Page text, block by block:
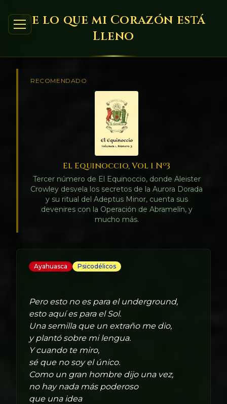
De lo que mi Corazón está
Lleno
RECOMENDADO
El Equinoccio, Vol 1 Nº3
Tercer número de El Equinoccio, donde Aleister
Crowley desvela los secretos de la Aurora Dorada
y su ritual del Adeptus Minor, cuenta sus
devenires con la Operación de Abramelín, y
mucho más.
Ayahuasca Psicodélicos
Pero esto no es para el underground,
esto aquí es para el Sol.
Una semilla que un extraño me dio,
y plantó sobre mi lengua.
Y cuando te miro,
sé que no soy el único.
Como un gran hombre dijo una vez,
no hay nada más poderoso
que una idea